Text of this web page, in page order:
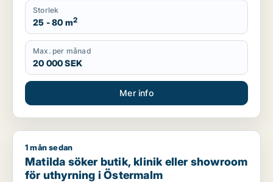
Storlek
25 - 80 m2
Max. per månad
20 000 SEK
Mer info
Matilda söker butik, klinik eller showroom för uthyrning i
1 mån sedan
Matilda söker butik, klinik eller showroom
för uthyrning i Östermalm